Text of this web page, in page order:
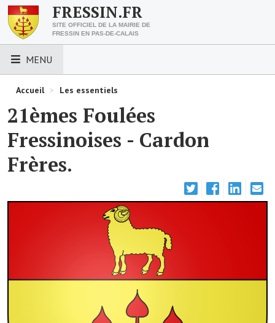
FRESSIN.FR
SITE OFFICIEL DE LA MAIRIE DE
FRESSIN EN PAS-DE-CALAIS
MENU
LES ESSENTIELS
Découvrez Fressin
Venir à Fressin
Urbanisme
Horaires de la mairie
Les foulées fressinoises
Accueil > Les essentiels
21èmes Foulées
Fressinoises - Cardon
Frères.